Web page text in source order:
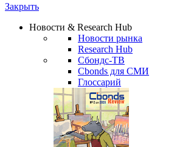
Закрыть
Новости & Research Hub
Новости рынка
Research Hub
Сбондс-ТВ
Cbonds для СМИ
Глоссарий